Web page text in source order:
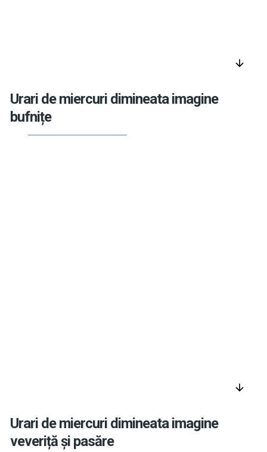
arrow_downward
Urari de miercuri dimineata imagine
bufnițe
arrow_downward
Urari de miercuri dimineata imagine
veveriță și pasăre